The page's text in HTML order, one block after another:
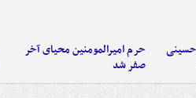
حسینی
حرم امیرالمومنین محیای آخر
صفر شد